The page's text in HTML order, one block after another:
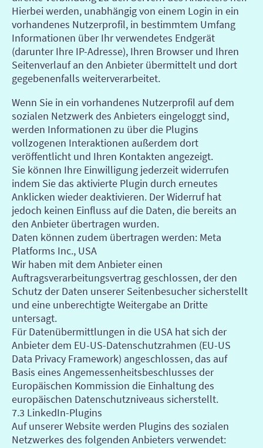
Hierbei werden, unabhängig von einem Login in ein
vorhandenes Nutzerprofil, in bestimmtem Umfang
Informationen über Ihr verwendetes Endgerät
(darunter Ihre IP-Adresse), Ihren Browser und Ihren
Seitenverlauf an den Anbieter übermittelt und dort
gegebenenfalls weiterverarbeitet.
Wenn Sie in ein vorhandenes Nutzerprofil auf dem
sozialen Netzwerk des Anbieters eingeloggt sind,
werden Informationen zu über die Plugins
vollzogenen Interaktionen außerdem dort
veröffentlicht und Ihren Kontakten angezeigt.
Sie können Ihre Einwilligung jederzeit widerrufen
indem Sie das aktivierte Plugin durch erneutes
Anklicken wieder deaktivieren. Der Widerruf hat
jedoch keinen Einfluss auf die Daten, die bereits an
den Anbieter übertragen wurden.
Daten können zudem übertragen werden: Meta
Platforms Inc., USA
Wir haben mit dem Anbieter einen
Auftragsverarbeitungsvertrag geschlossen, der den
Schutz der Daten unserer Seitenbesucher sicherstellt
und eine unberechtigte Weitergabe an Dritte
untersagt.
Für Datenübermittlungen in die USA hat sich der
Anbieter dem EU-US-Datenschutzrahmen (EU-US
Data Privacy Framework) angeschlossen, das auf
Basis eines Angemessenheitsbeschlusses der
Europäischen Kommission die Einhaltung des
europäischen Datenschutzniveaus sicherstellt.
7.3 LinkedIn-Plugins
Auf unserer Website werden Plugins des sozialen
Netzwerkes des folgenden Anbieters verwendet: